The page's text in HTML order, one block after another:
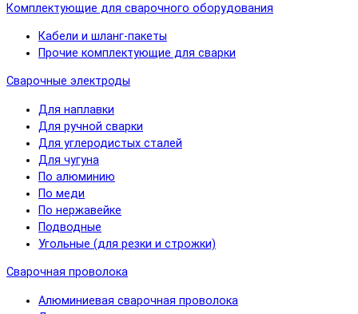
Комплектующие для сварочного оборудования
Кабели и шланг-пакеты
Прочие комплектующие для сварки
Сварочные электроды
Для наплавки
Для ручной сварки
Для углеродистых сталей
Для чугуна
По алюминию
По меди
По нержавейке
Подводные
Угольные (для резки и строжки)
Сварочная проволока
Алюминиевая сварочная проволока